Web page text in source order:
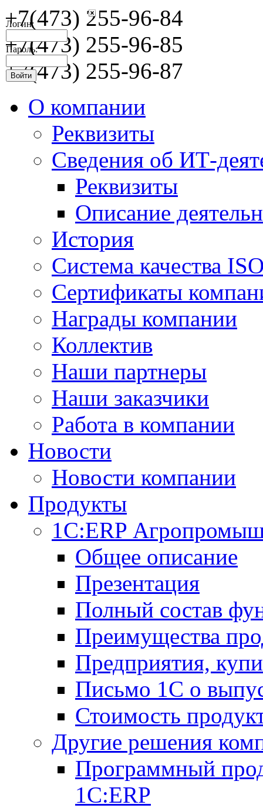
Логин:
Пароль:
+7(473) 255-96-84
+7(473) 255-96-85
+7(473) 255-96-87
О компании
Реквизиты
Сведения об ИТ-
Реквизиты
Описание
История
Система качества
Сертификаты
Награды компании
Коллектив
Наши партнеры
Наши заказчики
Работа в компании
Новости
Новости компании
Продукты
1С:ERP
Общее описание
Презентация
Полный состав
Преимущества
Предприятия,
Письмо 1С о
Стоимость
Другие решения
Программный
1С:ERP